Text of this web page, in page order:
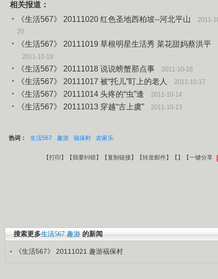
相关报道：
《生活567》 20111020 红色圣地西柏坡--河北平山
2011-
20
《生活567》 20111019 草根明星生活秀 菜花甜妈蔡洪平
2011-10-19
《生活567》 20111018 说说螃蟹那点事 2011-10-18
《生活567》 20111017 被“托儿”盯上的老人 2011-10-17
《生活567》 20111014 头疼的“虫”逢 2011-10-14
《生活567》 20111013 穿越“古上虞” 2011-10-13
热词： 生活567 趣游 福保村 农家乐
【打印 】【我要纠错】【复制链接】【转发邮件】【 】 【一键分享
搜索更多生活567 趣游 的新闻
《生活567》 20111021 趣游福保村